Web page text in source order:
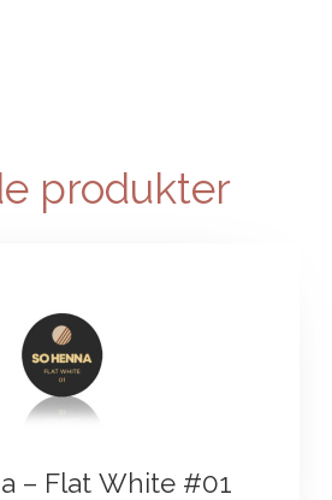
produkter
– Flat White #01